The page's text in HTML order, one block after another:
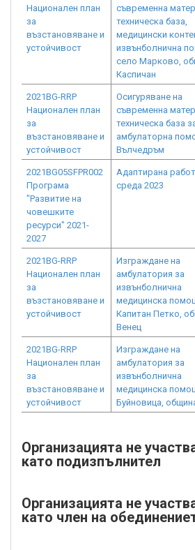
Национален план
за
възстановяване и
устойчивост
съвременна
техническа база,
медицински
извънболнична
село Марково,
Каспичан
2021BG-RRP
Национален план
за
възстановяване и
устойчивост
Осигуряване на
съвременна
техническа база
амбулаторна
Вълчедръм
2021BG05SFPR002
Програма
"Развитие на
човешките
ресурси" 2021-
2027
Адаптирана
среда 2023
2021BG-RRP
Национален план
за
възстановяване и
устойчивост
Изграждане на
амбулатория за
извънболнична
медицинска
Капитан Петко,
Венец
2021BG-RRP
Национален план
за
възстановяване и
устойчивост
Изграждане на
амбулатория за
извънболнична
медицинска
Буйновица,
Организацията не
като подизпълнител
Организацията не
като член на